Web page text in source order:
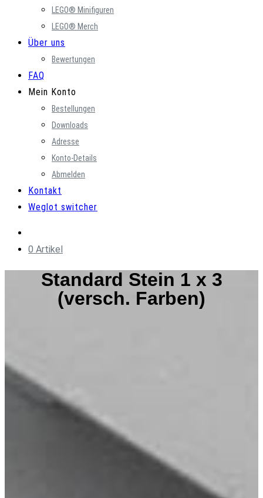
LEGO® Minifiguren
LEGO® Merch
Über uns
Bewertungen
FAQ
Mein Konto
Bestellungen
Downloads
Adresse
Konto-Details
Abmelden
Kontakt
Weglot switcher
0 Artikel
Standard Stein 1 x 3
(versch. Farben)